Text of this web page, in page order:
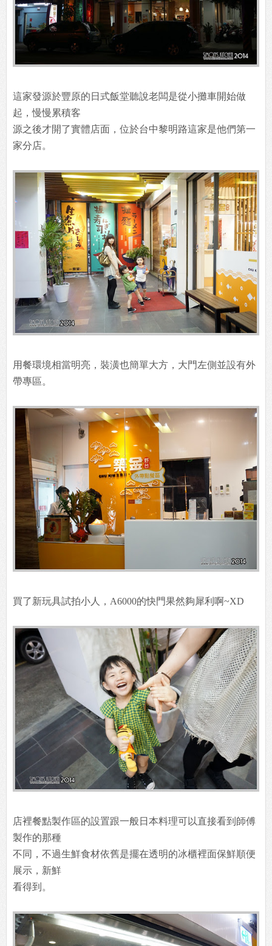
這家發源於豐原的日式飯堂聽說老闆是從小攤車開始做
起，慢慢累積客
源之後才開了實體店面，位於台中黎明路這家是他們第一
家分店。
用餐環境相當明亮，裝潢也簡單大方，大門左側並設有外
帶專區。
買了新玩具試拍小人，A6000的快門果然夠犀利啊~XD
店裡餐點製作區的設置跟一般日本料理可以直接看到師傅
製作的那種
不同，不過生鮮食材依舊是擺在透明的冰櫃裡面保鮮順便
展示，新鮮
看得到。